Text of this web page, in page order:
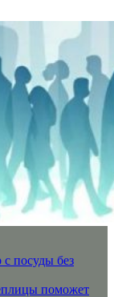
посуды без
поможет